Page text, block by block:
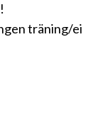
träning/ei